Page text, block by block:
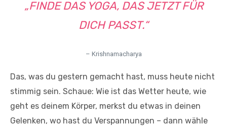
„FINDE DAS YOGA, DAS JETZT FÜR
DICH PASST.“
– Krishnamacharya
Das, was du gestern gemacht hast, muss heute nicht
stimmig sein. Schaue: Wie ist das Wetter heute, wie
geht es deinem Körper, merkst du etwas in deinen
Gelenken, wo hast du Verspannungen – dann wähle